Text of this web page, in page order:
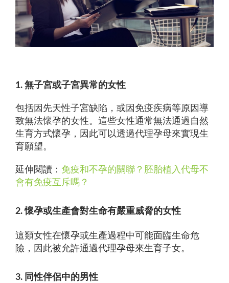
1. 無子宮或子宮異常的女性
包括因先天性子宮缺陷，或因免疫疾病等原因導
致無法懷孕的女性。這些女性通常無法通過自然
生育方式懷孕，因此可以透過代理孕母來實現生
育願望。
延伸閱讀： 免疫和不孕的關聯？胚胎植入代母不
會有免疫互斥嗎？
2. 懷孕或生產會對生命有嚴重威脅的女性
這類女性在懷孕或生產過程中可能面臨生命危
險，因此被允許通過代理孕母來生育子女。
3. 同性伴侶中的男性